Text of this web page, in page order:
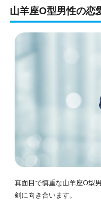
山羊座O型男性の恋
真面目で慎重な山羊座O型
剣に向き合います。